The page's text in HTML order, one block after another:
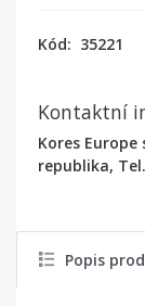
Kód: 35221
Kontaktní
Kores Europe
republika,
Popis